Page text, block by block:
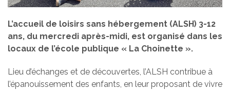
L’accueil de loisirs sans hébergement (ALSH) 3-12
ans, du mercredi après-midi, est organisé dans les
locaux de l’école publique « La Choinette ».
Lieu d’échanges et de découvertes, l’ALSH contribue à
l’épanouissement des enfants, en leur proposant de vivre